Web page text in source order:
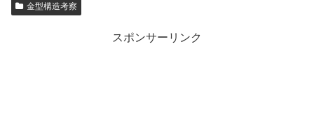
金型構造考察
スポンサーリンク